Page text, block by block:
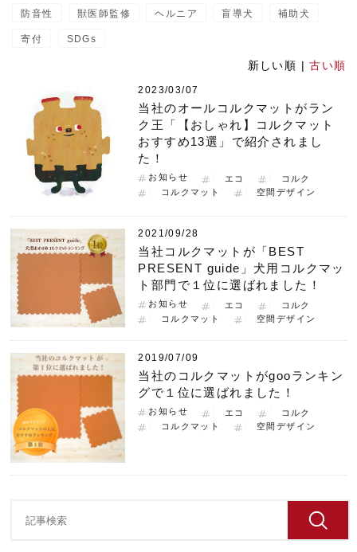
防音性 獣医師監修 ヘルニア 盲導犬 補助犬
寄付 SDGs
新しい順 |古い順
2023/03/07
当社のオールコルクマットがラン
ク王「【おしゃれ】コルクマット
おすすめ13選」で紹介されまし
た！
お知らせ エコ
コルク
コルクマット
空間デザイン
2021/09/28
当社コルクマットが「BEST
PRESENT guide」犬用コルクマッ
ト部門で１位に選ばれました！
お知らせ エコ
コルク
コルクマット
空間デザイン
2019/07/09
当社のコルクマットがgooランキン
グで１位に選ばれました！
お知らせ エコ
コルク
コルクマット
空間デザイン